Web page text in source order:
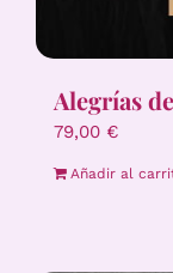
Alegrías
79,00 €
Añadir al